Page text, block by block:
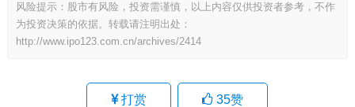
风险提示：股市有风险，投资需谨慎，以上内容仅供投资者参考，不作
为投资决策的依据。转载请注明出处：
http://www.ipo123.com.cn/archives/2414
打赏 35赞